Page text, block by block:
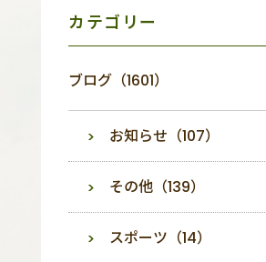
カテゴリー
ブログ（1601）
お知らせ（107）
その他（139）
スポーツ（14）